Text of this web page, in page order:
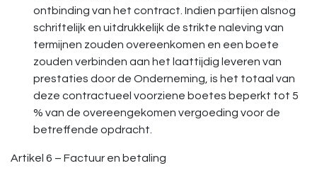
ontbinding van het contract. Indien partijen alsnog
schriftelijk en uitdrukkelijk de strikte naleving van
termijnen zouden overeenkomen en een boete
zouden verbinden aan het laattijdig leveren van
prestaties door de Onderneming, is het totaal van
deze contractueel voorziene boetes beperkt tot 5
% van de overeengekomen vergoeding voor de
betreffende opdracht.
Artikel 6 – Factuur en betaling